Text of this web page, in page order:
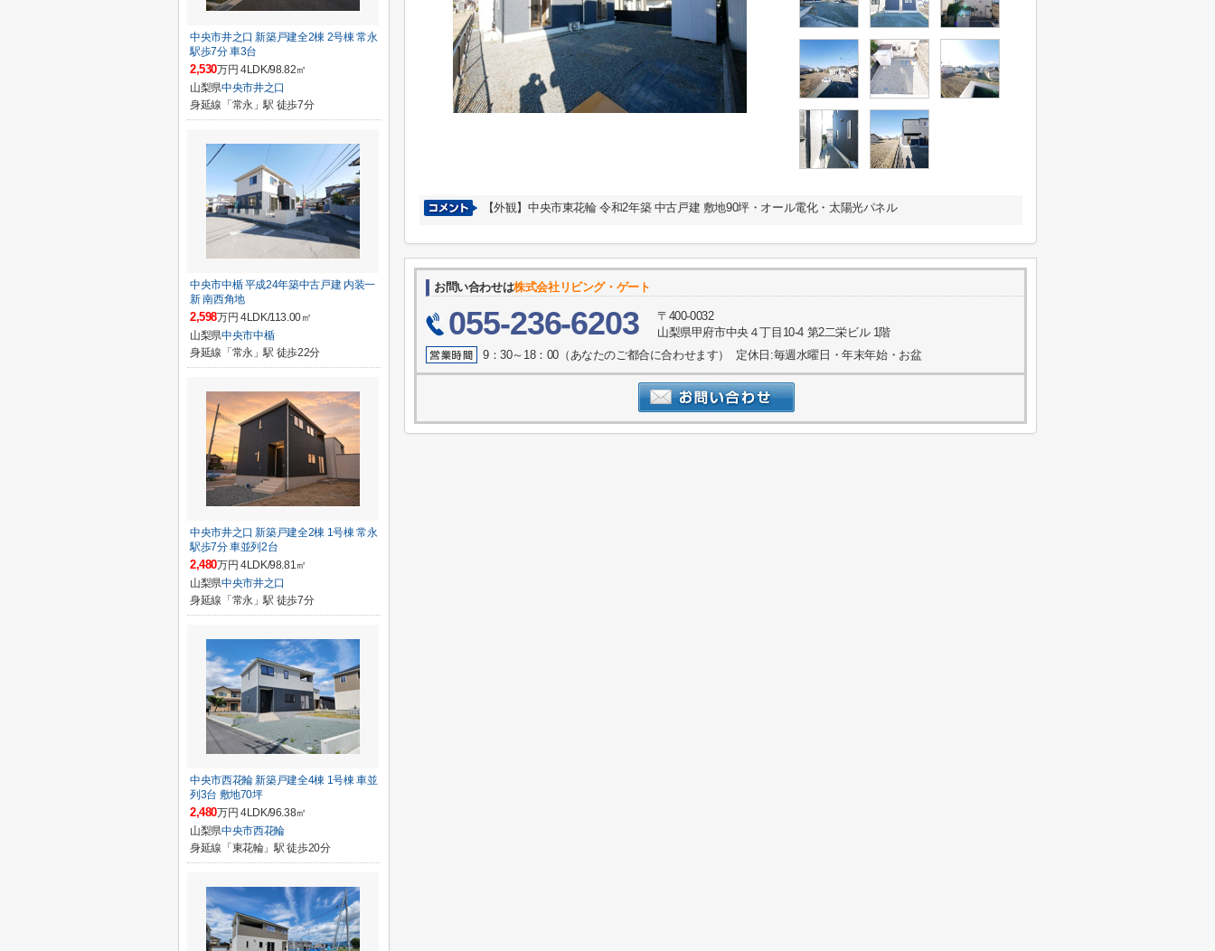
【外観】中央市東花輪 令和2年築 中古戸建 敷地90坪・オール電化・太陽光パネル
お問い合わせは株式会社リビング・ゲート
055-236-6203
〒400-0032
山梨県甲府市中央４丁目10-4 第2二栄ビル 1階
9：30～18：00（あなたのご都合に合わせます） 定休日:毎週水曜日・年末年始・お盆
中央市井之口 新築戸建全2棟 2号棟 常永
駅歩7分 車3台
2,530万円 4LDK/98.82㎡
山梨県中央市井之口
身延線「常永」駅 徒歩7分
中央市中楯 平成24年築中古戸建 内装一
新 南西角地
2,598万円 4LDK/113.00㎡
山梨県中央市中楯
身延線「常永」駅 徒歩22分
中央市井之口 新築戸建全2棟 1号棟 常永
駅歩7分 車並列2台
2,480万円 4LDK/98.81㎡
山梨県中央市井之口
身延線「常永」駅 徒歩7分
中央市西花輪 新築戸建全4棟 1号棟 車並
列3台 敷地70坪
2,480万円 4LDK/96.38㎡
山梨県中央市西花輪
身延線「東花輪」駅 徒歩20分